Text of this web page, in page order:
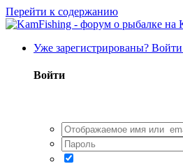
Перейти к содержанию
Уже зарегистрированы? Войти
Войти